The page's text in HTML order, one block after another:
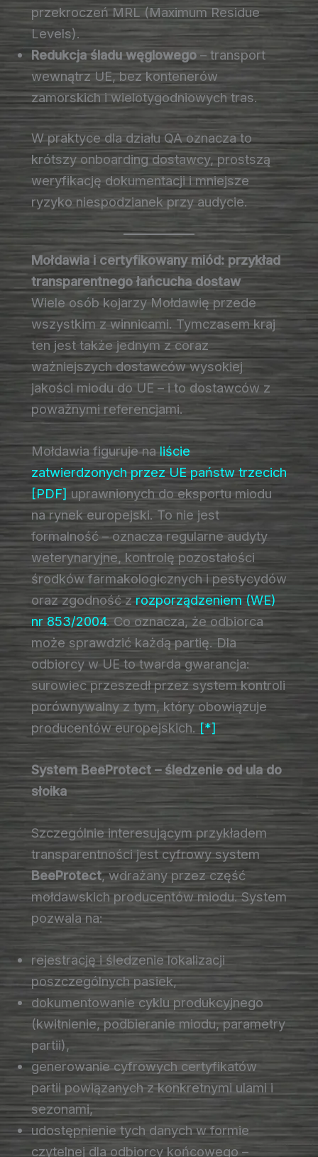
przekroczeń MRL (Maximum Residue
Levels).
Redukcja śladu węglowego – transport
wewnątrz UE, bez kontenerów
zamorskich i wielotygodniowych tras.
W praktyce dla działu QA oznacza to
krótszy onboarding dostawcy, prostszą
weryfikację dokumentacji i mniejsze
ryzyko niespodzianek przy audycie.
Mołdawia i certyfikowany miód: przykład
transparentnego łańcucha dostaw
Wiele osób kojarzy Mołdawię przede
wszystkim z winnicami. Tymczasem kraj
ten jest także jednym z coraz
ważniejszych dostawców wysokiej
jakości miodu do UE – i to dostawców z
poważnymi referencjami.
Mołdawia figuruje naliście
zatwierdzonych przez UE państw trzecich
[PDF] uprawnionych do eksportu miodu
na rynek europejski. To nie jest
formalność – oznacza regularne audyty
weterynaryjne, kontrolę pozostałości
środków farmakologicznych i pestycydów
oraz zgodność z rozporządzeniem (WE)
nr 853/2004. Co oznacza, że odbiorca
może sprawdzić każdą partię. Dla
odbiorcy w UE to twarda gwarancja:
surowiec przeszedł przez system kontroli
porównywalny z tym, który obowiązuje
producentów europejskich. [*]
System BeeProtect – śledzenie od ula do
słoika
Szczególnie interesującym przykładem
transparentności jest cyfrowy system
BeeProtect, wdrażany przez część
mołdawskich producentów miodu. System
pozwala na:
rejestrację i śledzenie lokalizacji
poszczególnych pasiek,
dokumentowanie cyklu produkcyjnego
(kwitnienie, podbieranie miodu, parametry
partii),
generowanie cyfrowych certyfikatów
partii powiązanych z konkretnymi ulami i
sezonami,
udostępnienie tych danych w formie
czytelnej dla odbiorcy końcowego –